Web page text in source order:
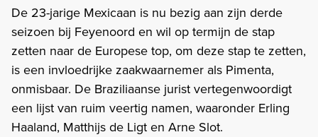
De 23-jarige Mexicaan is nu bezig aan zijn derde
seizoen bij Feyenoord en wil op termijn de stap
zetten naar de Europese top, om deze stap te zetten,
is een invloedrijke zaakwaarnemer als Pimenta,
onmisbaar. De Braziliaanse jurist vertegenwoordigt
een lijst van ruim veertig namen, waaronder Erling
Haaland, Matthijs de Ligt en Arne Slot.